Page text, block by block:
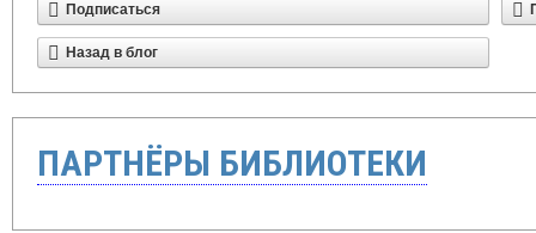
Подписаться
Назад в блог
ПАРТНЁРЫ БИБЛИОТЕКИ